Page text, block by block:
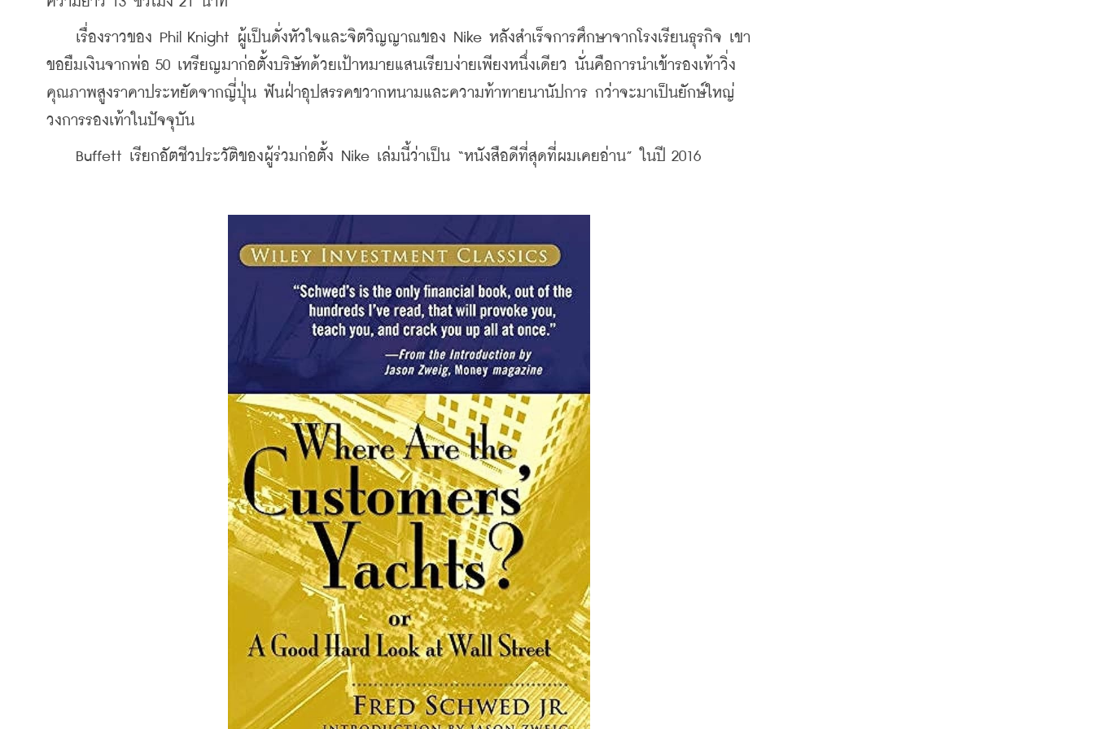
เรื่องราวของ Phil Knight ผู้เป็นดั่งหัวใจและจิตวิญญาณของ Nike หลังสำเร็จการศึกษาจากโรงเรียนธุรกิจ เขา
ขอยืมเงินจากพ่อ 50 เหรียญมาก่อตั้งบริษัทด้วยเป้าหมายแสนเรียบง่ายเพียงหนึ่งเดียว นั่นคือการนำเข้ารองเท้าวิ่ง
คุณภาพสูงราคาประหยัดจากญี่ปุ่น ฟันฝ่าอุปสรรคขวากหนามและความท้าทายนานัปการ กว่าจะมาเป็นยักษ์ใหญ่
วงการรองเท้าในปัจจุบัน
Buffett เรียกอัตชีวประวัติของผู้ร่วมก่อตั้ง Nike เล่มนี้ว่าเป็น “หนังสือดีที่สุดที่ผมเคยอ่าน” ในปี 2016